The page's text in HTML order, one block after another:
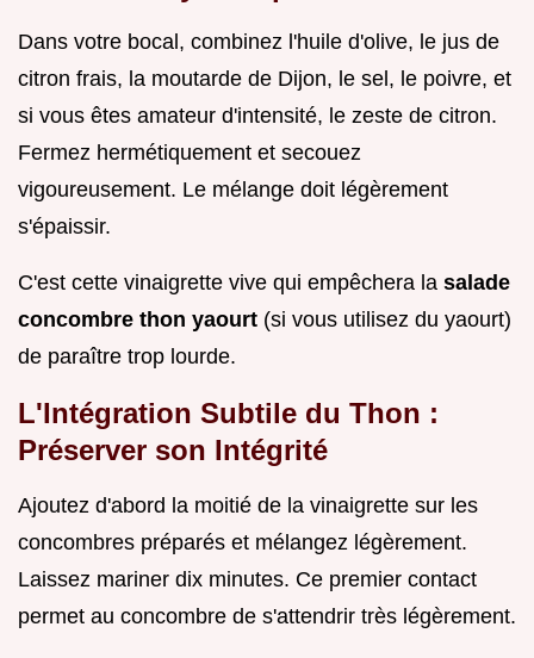
Dans votre bocal, combinez l'huile d'olive, le jus de
citron frais, la moutarde de Dijon, le sel, le poivre, et
si vous êtes amateur d'intensité, le zeste de citron.
Fermez hermétiquement et secouez
vigoureusement. Le mélange doit légèrement
s'épaissir.
C'est cette vinaigrette vive qui empêchera la salade
concombre thon yaourt (si vous utilisez du yaourt)
de paraître trop lourde.
L'Intégration Subtile du Thon :
Préserver son Intégrité
Ajoutez d'abord la moitié de la vinaigrette sur les
concombres préparés et mélangez légèrement.
Laissez mariner dix minutes. Ce premier contact
permet au concombre de s'attendrir très légèrement.